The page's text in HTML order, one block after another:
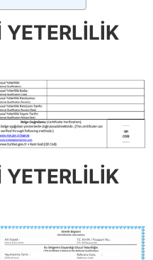
YETERLİLİK
YETERLİLİK